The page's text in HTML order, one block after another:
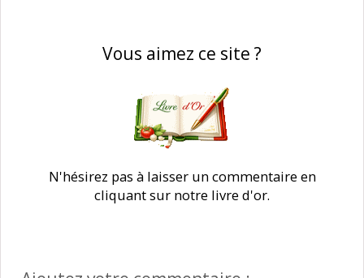
Vous aimez ce site ?
N'hésirez pas à laisser un commentaire en
cliquant sur notre livre d'or.